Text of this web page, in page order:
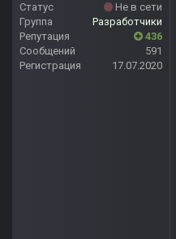
Статус
Не в сети
Группа
Разработчики
Репутация
436
Сообщений
591
Регистрация
17.07.2020